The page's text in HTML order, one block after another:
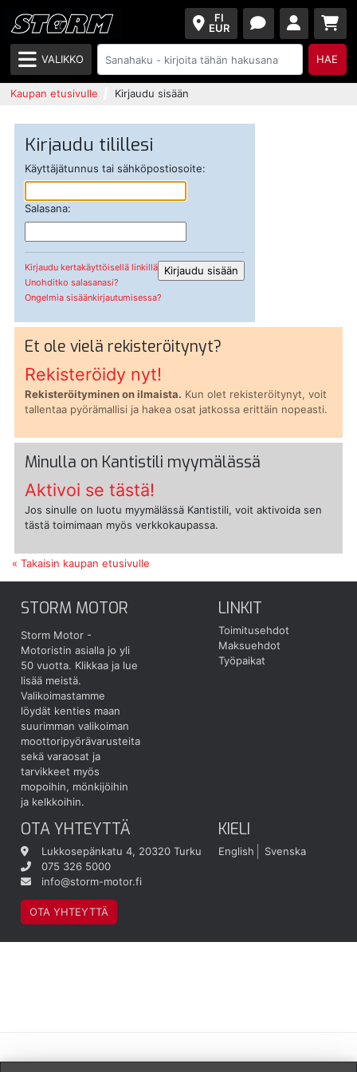
FI
EUR
VALIKKO HAE
Kaupan etusivulle Kirjaudu sisään
Kirjaudu tilillesi
Käyttäjätunnus tai sähköpostiosoite:
Salasana:
Kirjaudu kertakäyttöisellä linkillä
Unohditko salasanasi?
Ongelmia sisäänkirjautumisessa?
Et ole vielä rekisteröitynyt?
Rekisteröidy nyt!
Rekisteröityminen on ilmaista. Kun olet rekisteröitynyt, voit
tallentaa pyörämallisi ja hakea osat jatkossa erittäin nopeasti.
Minulla on Kantistili myymälässä
Aktivoi se tästä!
Jos sinulle on luotu myymälässä Kantistili, voit aktivoida sen
tästä toimimaan myös verkkokaupassa.
« Takaisin kaupan etusivulle
STORM MOTOR
Storm Motor -
Motoristin asialla jo yli
50 vuotta. Klikkaa ja lue
lisää meistä.
Valikoimastamme
löydät kenties maan
suurimman valikoiman
moottoripyörävarusteita
sekä varaosat ja
tarvikkeet myös
mopoihin, mönkijöihin
ja kelkkoihin.
LINKIT
Toimitusehdot
Maksuehdot
Työpaikat
OTA YHTEYTTÄ
Lukkosepänkatu 4, 20320 Turku
075 326 5000
info@storm-motor.fi
OTA YHTEYTTÄ
KIELI
English Svenska